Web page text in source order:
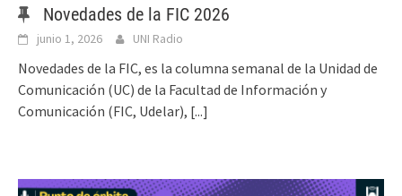
Novedades de la FIC 2026
junio 1, 2026 UNI Radio
Novedades de la FIC, es la columna semanal de la Unidad de
Comunicación (UC) de la Facultad de Información y
Comunicación (FIC, Udelar), [...]